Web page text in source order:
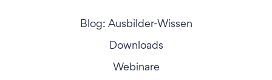
Blog: Ausbilder-Wissen
Downloads
Webinare